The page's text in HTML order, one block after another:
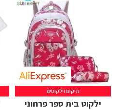
תיקים וילקוטים
ילקוט בית ספר פרחוני